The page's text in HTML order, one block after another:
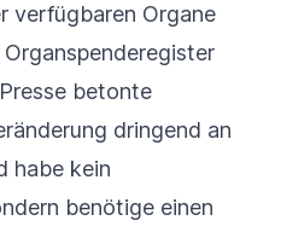
verfügbaren Organe
betonte
dringend an
habe kein
benötige einen